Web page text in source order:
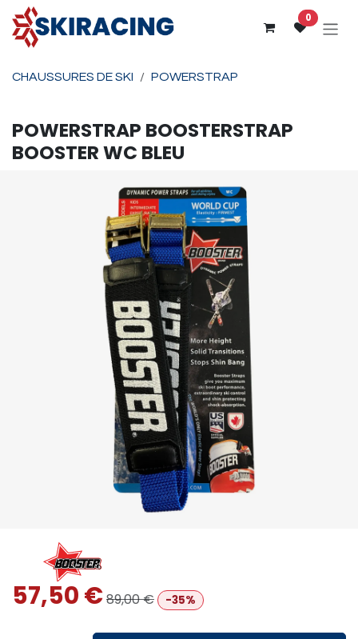
Se rendre au contenu
0
CHAUSSURES DE SKI POWERSTRAP
POWERSTRAP BOOSTERSTRAP
BOOSTER WC BLEU
57,50€89,00€ -35%